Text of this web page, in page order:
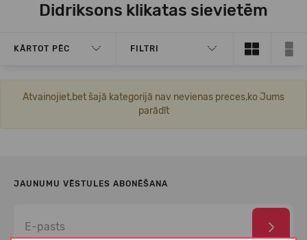
Didriksons klikatas sievietēm
KĀRTOT PĒC FILTRI
Atvainojiet,bet šajā kategorijā nav nevienas preces,ko Jums
parādīt
JAUNUMU VĒSTULES ABONĒŠANA